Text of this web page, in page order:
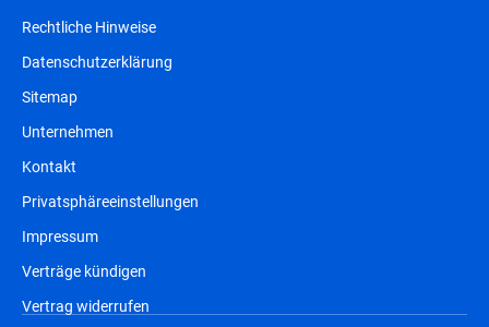
Rechtliche Hinweise
Datenschutzerklärung
Sitemap
Unternehmen
Kontakt
Privatsphäreeinstellungen
Impressum
Verträge kündigen
Vertrag widerrufen